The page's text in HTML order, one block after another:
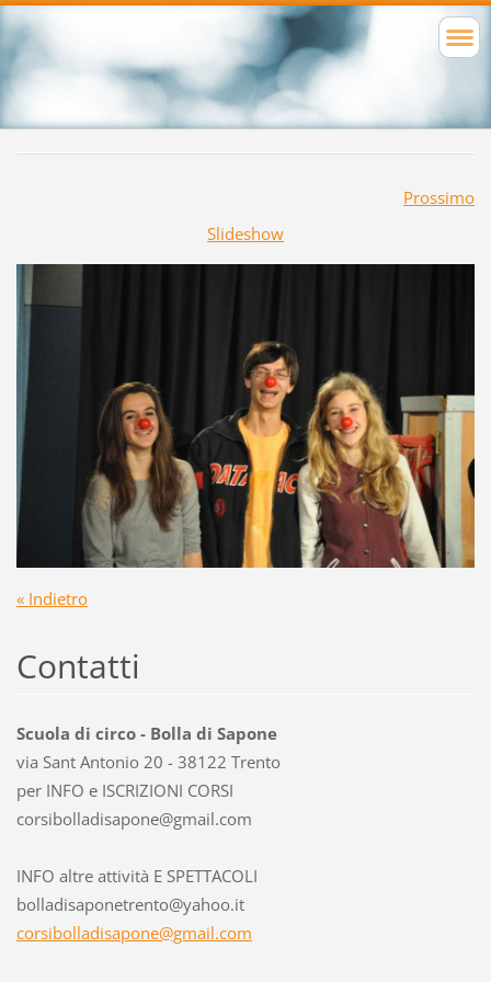
Prossimo
Slideshow
« Indietro
Contatti
Scuola di circo - Bolla di Sapone
via Sant Antonio 20 - 38122 Trento
per INFO e ISCRIZIONI CORSI
corsibolladisapone@gmail.com
INFO altre attività E SPETTACOLI
bolladisaponetrento@yahoo.it
corsibolladisapone@gmail.com